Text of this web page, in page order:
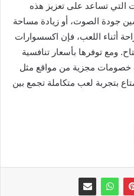
التي تساعد على تعزيز هذه
جودة الصوت، أو زيادة مساحة
أثناء اللعب، فإن اكسسوارات
5 هي المفتاح. ومع توفرها بأسعار تنافسية
خصومات مجزية من مواقع مثل
بتجربة لعب متكاملة تجمع بين